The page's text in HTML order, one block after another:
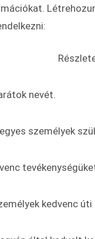
nevét.
személyek
kedvenc